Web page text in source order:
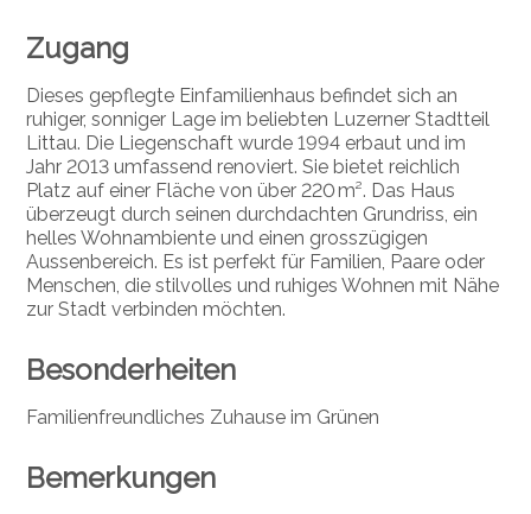
Zugang
Dieses gepflegte Einfamilienhaus befindet sich an
ruhiger, sonniger Lage im beliebten Luzerner Stadtteil
Littau. Die Liegenschaft wurde 1994 erbaut und im
Jahr 2013 umfassend renoviert. Sie bietet reichlich
Platz auf einer Fläche von über 220 m². Das Haus
überzeugt durch seinen durchdachten Grundriss, ein
helles Wohnambiente und einen grosszügigen
Aussenbereich. Es ist perfekt für Familien, Paare oder
Menschen, die stilvolles und ruhiges Wohnen mit Nähe
zur Stadt verbinden möchten.
Besonderheiten
Familienfreundliches Zuhause im Grünen
Bemerkungen